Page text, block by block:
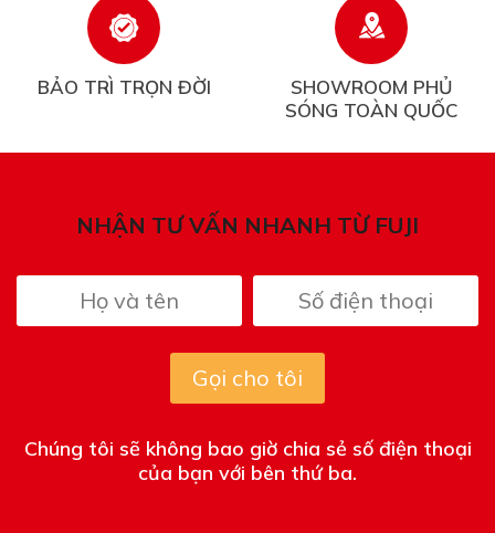
BẢO TRÌ TRỌN ĐỜI
SHOWROOM PHỦ
SÓNG TOÀN QUỐC
NHẬN TƯ VẤN NHANH TỪ FUJI
Gọi cho tôi
Chúng tôi sẽ không bao giờ chia sẻ số điện thoại
của bạn với bên thứ ba.